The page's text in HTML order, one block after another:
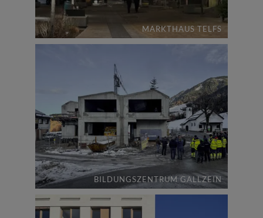
MARKTHAUS TELFS
BILDUNGSZENTRUM GALLZEIN